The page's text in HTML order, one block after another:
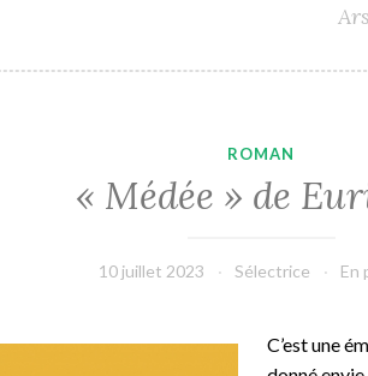
ROMAN
« Médée » de
10 juillet 2023 Sélectrice En
C’est une